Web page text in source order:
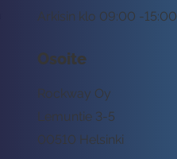
Arkisin klo 09:00 -15:00
Osoite
Rockway Oy
Lemuntie 3-5
00510 Helsinki